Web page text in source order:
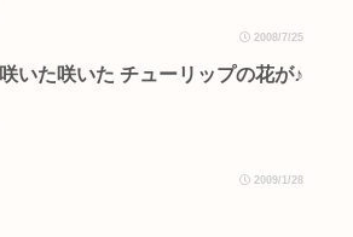
2008/7/25
咲いた咲いた チューリップの花が♪
2009/1/28